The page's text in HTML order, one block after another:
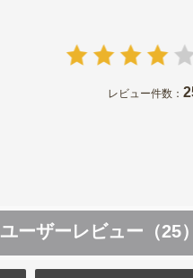
レビュー件数：
ユーザーレビュー （25）